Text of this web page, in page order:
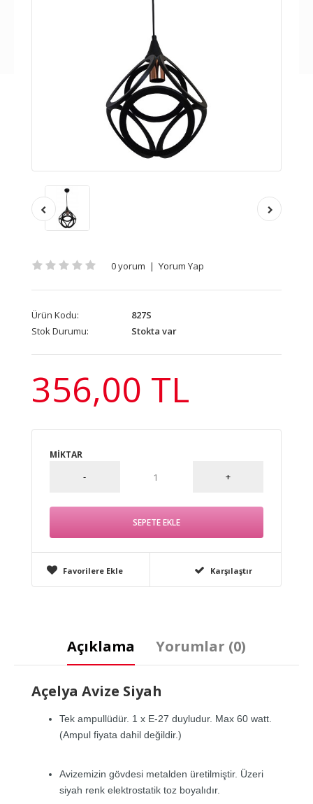
0 yorum | Yorum Yap
Ürün Kodu:
827S
Stok Durumu:
Stokta var
356,00 TL
MIKTAR
Favorilere Ekle Karşılaştır
Açıklama Yorumlar (0)
Açelya Avize Siyah
Tek ampullüdür. 1 x E-27 duyludur. Max 60 watt.
(Ampul fiyata dahil değildir.)
Avizemizin gövdesi metalden üretilmiştir. Üzeri
siyah renk elektrostatik toz boyalıdır.